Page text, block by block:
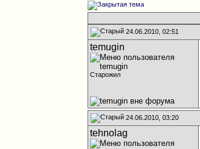
24.06.2010, 02:51
temugin
Старожил
24.06.2010, 03:20
tehnolag